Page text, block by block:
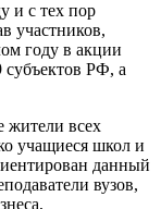
и с тех пор
участников,
году в акции
субъектов РФ, а
жители всех
учащиеся школ и
данный
вузов,